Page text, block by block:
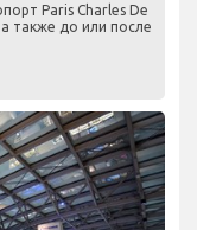
Paris Charles De
также до или после